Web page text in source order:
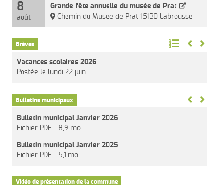
8
août
Grande fête annuelle du musée de Prat
Chemin du Musee de Prat 15130 Labrousse
Brèves
Vacances scolaires 2026
Postée le lundi 22 juin
Bulletins municipaux
Bulletin municipal Janvier 2026
Fichier PDF - 8,9 mo
Bulletin municipal Janvier 2025
Fichier PDF - 5,1 mo
Vidéo de présentation de la commune